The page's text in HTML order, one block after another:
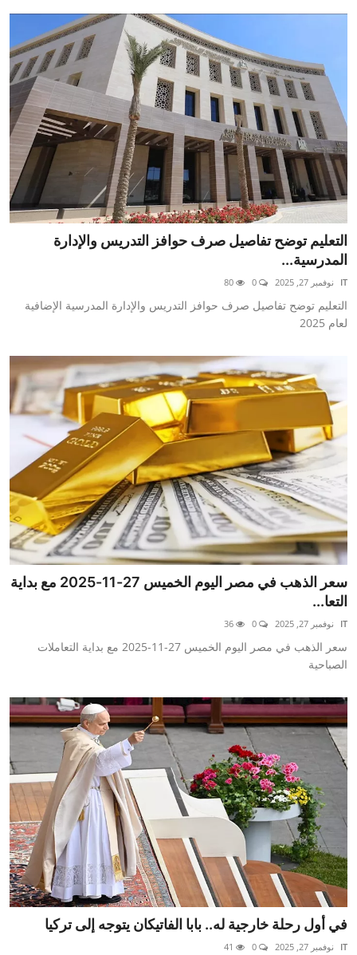
التعليم توضح تفاصيل صرف حوافز التدريس والإدارة
المدرسية...
IT نوفمبر 27, 2025
التعليم توضح تفاصيل صرف حوافز التدريس والإدارة المدرسية الإضافية
لعام 2025
سعر الذهب في مصر اليوم الخميس 27-11-2025 مع بداية
التعا...
IT نوفمبر 27, 2025
سعر الذهب في مصر اليوم الخميس 27-11-2025 مع بداية التعاملات
الصباحية
في أول رحلة خارجية له.. بابا الفاتيكان يتوجه إلى تركيا
IT نوفمبر 27, 2025